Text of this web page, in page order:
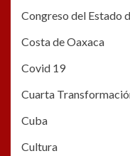
Congreso del Estado
Costa de Oaxaca
Covid 19
Cuarta
Cuba
Cultura